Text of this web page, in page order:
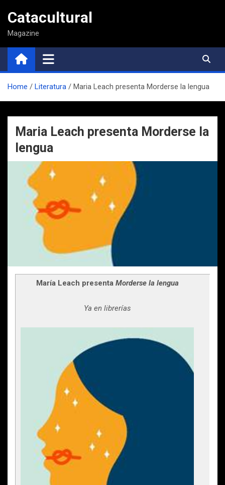
contenido
Catacultural
Magazine
Home Literatura Maria Leach presenta Morderse la lengua
Maria Leach presenta Morderse la
lengua
María Leach presenta Morderse la lengua
Ya en librerías